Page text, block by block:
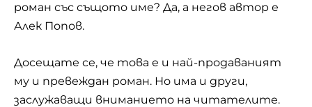
роман със същото име? Да, а негов автор е
Алек Попов.
Досещате се, че това е и най-продаваният
му и превеждан роман. Но има и други,
заслужаващи вниманието на читателите.